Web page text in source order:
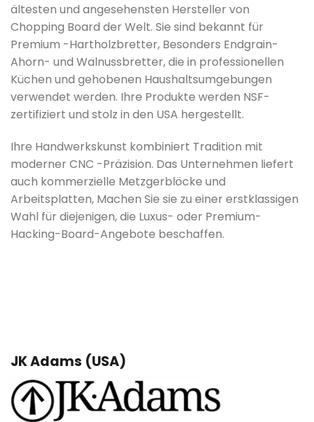
ältesten und angesehensten Hersteller von
Chopping Board der Welt. Sie sind bekannt für
Premium -Hartholzbretter, Besonders Endgrain-
Ahorn- und Walnussbretter, die in professionellen
Küchen und gehobenen Haushaltsumgebungen
verwendet werden. Ihre Produkte werden NSF-
zertifiziert und stolz in den USA hergestellt.
Ihre Handwerkskunst kombiniert Tradition mit
moderner CNC -Präzision. Das Unternehmen liefert
auch kommerzielle Metzgerblöcke und
Arbeitsplatten, Machen Sie sie zu einer erstklassigen
Wahl für diejenigen, die Luxus- oder Premium-
Hacking-Board-Angebote beschaffen.
JK Adams (USA)